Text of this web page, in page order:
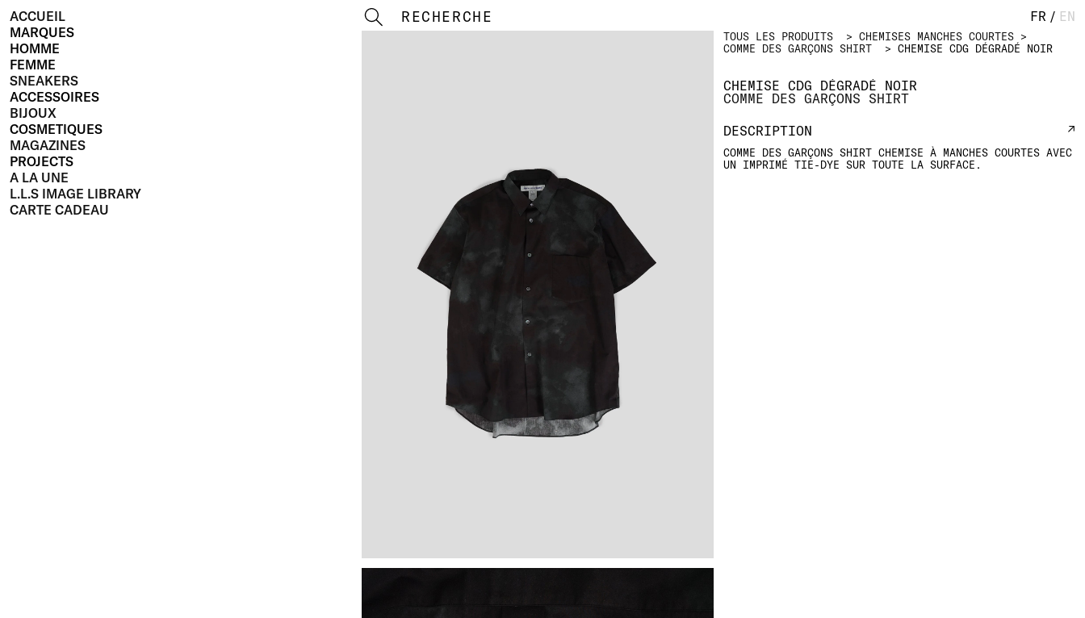
ACCUEIL
MARQUES
HOMME
FEMME
SNEAKERS
ACCESSOIRES
BIJOUX
COSMETIQUES
MAGAZINES
PROJECTS
A LA UNE
L.L.S IMAGE LIBRARY
CARTE CADEAU
RECHERCHE FR / EN
TOUS LES PRODUITS
CHEMISES MANCHES COURTES
COMME DES GARÇONS SHIRT
CHEMISE CDG DÉGRADÉ NOIR
CHEMISE CDG DÉGRADÉ NOIR
COMME DES GARÇONS SHIRT
DESCRIPTION
COMME DES GARÇONS SHIRT CHEMISE À MANCHES COURTES AVEC
UN IMPRIMÉ TIE-DYE SUR TOUTE LA SURFACE.